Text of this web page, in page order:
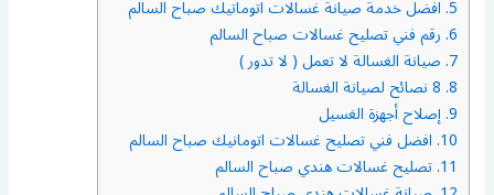
5. افضل خدمة صيانة غسالات اتوماتيك صباح السالم
6. رقم فني تصليح غسالات صباح السالم
7. صيانة الغسالة لا تعمل ( لا تدور )
8.
9. إصلاح أجهزة الغسيل
10. افضل فني تصليح غسالات اتومانيك صباح السالم
11. تصليح غسالات هندي صباح السالم